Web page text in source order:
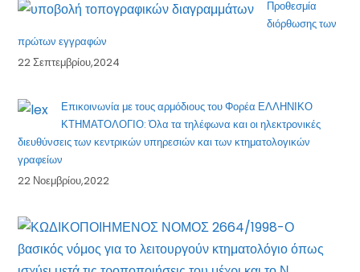
Προθεσμία
διόρθωσης των
πρώτων εγγραφών
22 Σεπτεμβρίου,2024
Επικοινωνία με τους αρμόδιους του Φορέα ΕΛΛΗΝΙΚΟ
ΚΤΗΜΑΤΟΛΟΓΙΟ: Όλα τα τηλέφωνα και οι ηλεκτρονικές
διευθύνσεις των κεντρικών υπηρεσιών και των κτηματολογικών
γραφείων
22 Νοεμβρίου,2022